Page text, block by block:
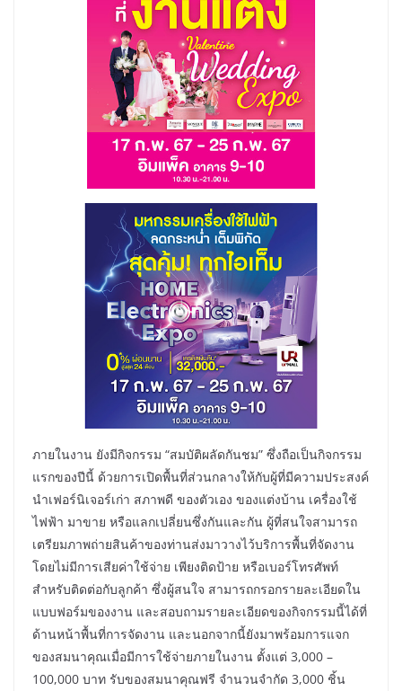
ภายในงาน ยังมีกิจกรรม “สมบัติผลัดกันชม” ซึ่งถือเป็นกิจกรรม
แรกของปีนี้ ด้วยการเปิดพื้นที่ส่วนกลางให้กับผู้ที่มีความประสงค์
นำเฟอร์นิเจอร์เก่า สภาพดี ของตัวเอง ของแต่งบ้าน เครื่องใช้
ไฟฟ้า มาขาย หรือแลกเปลี่ยนซึ่งกันและกัน ผู้ที่สนใจสามารถ
เตรียมภาพถ่ายสินค้าของท่านส่งมาวางไว้บริการพื้นที่จัดงาน
โดยไม่มีการเสียค่าใช้จ่าย เพียงติดป้าย หรือเบอร์โทรศัพท์
สำหรับติดต่อกับลูกค้า ซึ่งผู้สนใจ สามารถกรอกรายละเอียดใน
แบบฟอร์มของงาน และสอบถามรายละเอียดของกิจกรรมนี้ได้ที่
ด้านหน้าพื้นที่การจัดงาน และนอกจากนี้ยังมาพร้อมการแจก
ของสมนาคุณเมื่อมีการใช้จ่ายภายในงาน ตั้งแต่ 3,000 –
100,000 บาท รับของสมนาคุณฟรี จำนวนจำกัด 3,000 ชิ้น